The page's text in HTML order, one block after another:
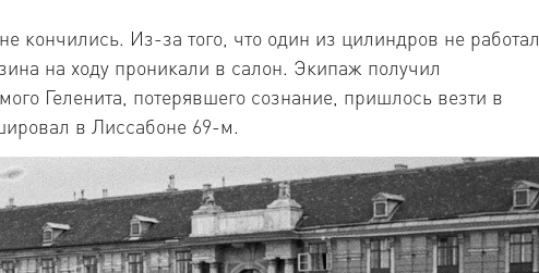
кончились. Из-за того, что один из цилиндров не
на ходу проникали в салон. Экипаж получил
Геленита, потерявшего сознание, пришлось везти в
в Лиссабоне 69-м.